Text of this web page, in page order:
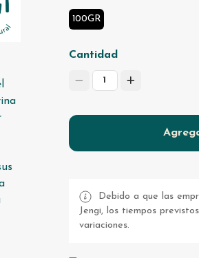
100GR
Cantidad
1
Debido a que las
Jengi, los tiempos
variaciones.